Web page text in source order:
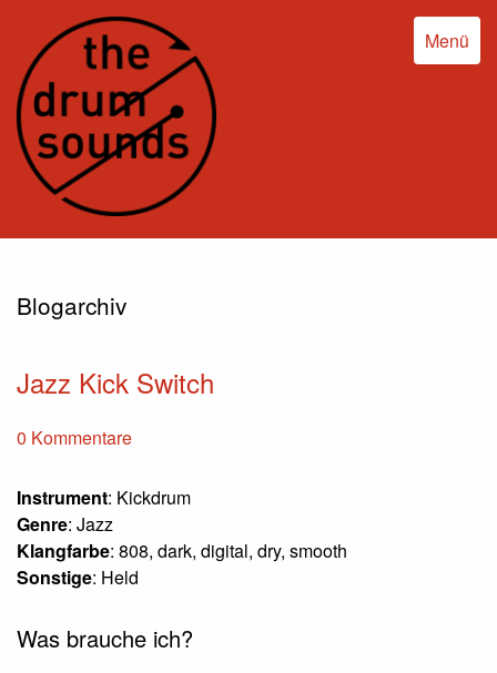
Menü
Blogarchiv
Jazz Kick Switch
0 Kommentare
Instrument: Kickdrum
Genre: Jazz
Klangfarbe: 808, dark, digital, dry, smooth
Sonstige: Held
Was brauche ich?